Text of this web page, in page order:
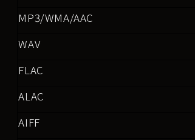
MP3/WMA/AAC
WAV
FLAC
ALAC
AIFF